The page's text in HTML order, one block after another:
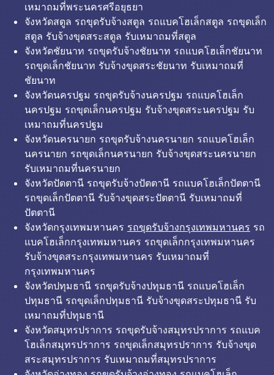
เหมาถมที่พระนครศรีอยุธยา
จังหวัดสตูล รถขุดรับจ้างสตูล รถแบคโฮเล็กสตูล รถขุดเล็ก
สตูล รับจ้างขุดสระสตูล รับเหมาถมที่สตูล
จังหวัดชัยนาท รถขุดรับจ้างชัยนาท รถแบคโฮเล็กชัยนาท
รถขุดเล็กชัยนาท รับจ้างขุดสระชัยนาท รับเหมาถมที่
ชัยนาท
จังหวัดนครปฐม รถขุดรับจ้างนครปฐม รถแบคโฮเล็ก
นครปฐม รถขุดเล็กนครปฐม รับจ้างขุดสระนครปฐม รับ
เหมาถมที่นครปฐม
จังหวัดนครนายก รถขุดรับจ้างนครนายก รถแบคโฮเล็ก
นครนายก รถขุดเล็กนครนายก รับจ้างขุดสระนครนายก
รับเหมาถมที่นครนายก
จังหวัดปัตตานี รถขุดรับจ้างปัตตานี รถแบคโฮเล็กปัตตานี
รถขุดเล็กปัตตานี รับจ้างขุดสระปัตตานี รับเหมาถมที่
ปัตตานี
จังหวัดกรุงเทพมหานคร รถขุดรับจ้างกรุงเทพมหานคร รถ
แบคโฮเล็กกรุงเทพมหานคร รถขุดเล็กกรุงเทพมหานคร
รับจ้างขุดสระกรุงเทพมหานคร รับเหมาถมที่
กรุงเทพมหานคร
จังหวัดปทุมธานี รถขุดรับจ้างปทุมธานี รถแบคโฮเล็ก
ปทุมธานี รถขุดเล็กปทุมธานี รับจ้างขุดสระปทุมธานี รับ
เหมาถมที่ปทุมธานี
จังหวัดสมุทรปราการ รถขุดรับจ้างสมุทรปราการ รถแบค
โฮเล็กสมุทรปราการ รถขุดเล็กสมุทรปราการ รับจ้างขุด
สระสมุทรปราการ รับเหมาถมที่สมุทรปราการ